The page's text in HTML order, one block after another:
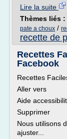
Lire la suite
Thèmes liés :
pate a choux /
recette de
Recettes
Facebook
Recettes
Aller vers
Aide
Supprimer
Nous utilisons
ajuster...